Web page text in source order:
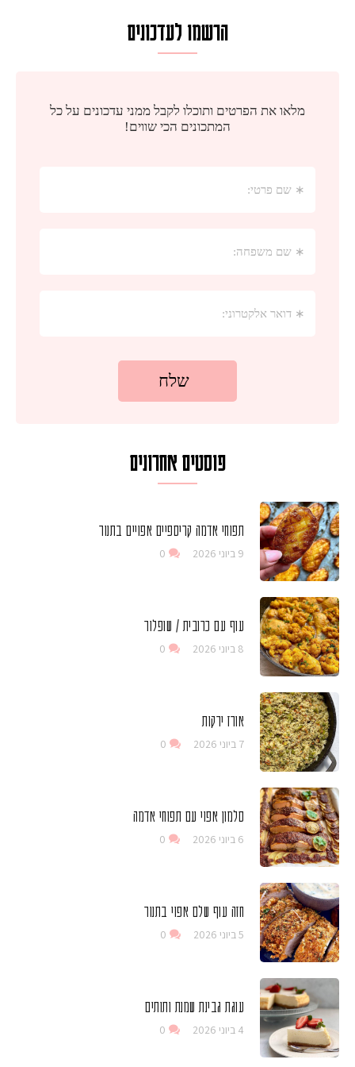
הרשמו לעדכונים
פוסטים אחרונים
תפוחי אדמה קריספיים אפויים בתנור
9 ביוני 2026 0
עוף עם כרובית / שופלור
8 ביוני 2026 0
אורז ירקות
7 ביוני 2026 0
סלמון אפוי עם תפוחי אדמה
6 ביוני 2026 0
חזה עוף שלם אפוי בתנור
5 ביוני 2026 0
עוגת גבינת שמנת ותותים
4 ביוני 2026 0